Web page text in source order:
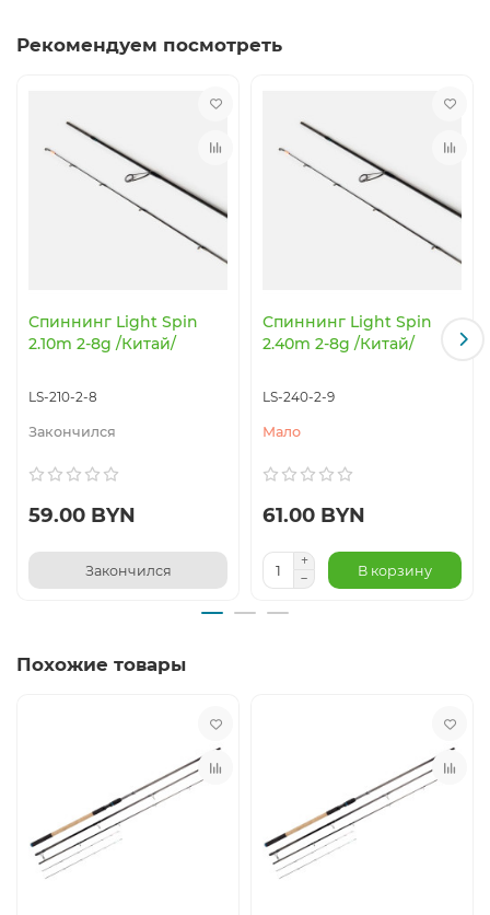
Рекомендуем посмотреть
Спиннинг Light Spin
2.10m 2-8g /Китай/
LS-210-2-8
Закончился
59.00 BYN
Закончился
Спиннинг Light Spin
2.40m 2-8g /Китай/
LS-240-2-9
Мало
61.00 BYN
В корзину
Похожие товары